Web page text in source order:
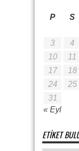
P
S
« Eyl
3
4
10
11
17
18
24
25
31
ETIKET